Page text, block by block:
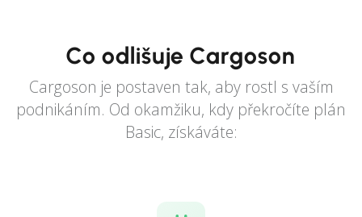
Co odlišuje Cargoson
Cargoson je postaven tak, aby rostl s vaším
podnikáním. Od okamžiku, kdy překročíte plán
Basic, získáváte: